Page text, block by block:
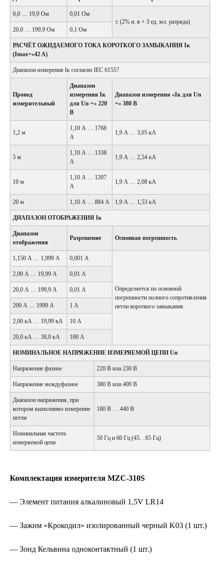
0,0 … 19,9 Ом
0,01 Ом
± (2% и. в + 3 ед. мл. разряда)
20,0 … 199,9 Ом
0,1 Ом
РАСЧЁТ ОЖИДАЕМОГО ТОКА КОРОТКОГО ЗАМЫКАНИЯ Iк
(Imax=»42 A)
Диапазон измерения Iк согласно IEC 61557
Провод
измерительный
Диапазон
измерения Iк
для Un =» 220
В
Диапазон измерения «Iк для Un
=» 380 В
1,2 м
1,10 А … 1768
А
1,9 А … 3,05 кА
5 м
1,10 А … 1338
А
1,9 А … 2,54 кА
10 м
1,10 А … 1207
А
1,9 А … 2,08 кА
20 м 1,10 А … 884 А 1,9 А … 1,53 кА
ДИАПАЗОН ОТОБРАЖЕНИЯ Iк
Диапазон
отображения
Разрешение Основная погрешность
1,150 А … 1,999 А 0,001 А
Определяется по основной
погрешности полного сопротивления
петли короткого замыкания
2,00 А … 19,99 А 0,01 А
20,0 А … 199,9 А 0,01 А
200 А … 1999 А 1 А
2,00 кА … 19,99 кА 10 А
20,0 кА … 38,0 кА 100 А
НОМИНАЛЬНОЕ НАПРЯЖЕНИЕ ИЗМЕРЯЕМОЙ ЦЕПИ Un
Напряжение фазное 220 В или 230 В
Напряжение междуфазное 380 В или 400 В
Диапазон напряжения, при
котором выполнимо измерение
петли
180 В … 440 В
Номинальная частота
измеряемой цепи
50 Гц и 60 Гц (45…65 Гц)
Комплектация измерителя MZC-310S
— Элемент питания алкалиновый 1,5V LR14
— Зажим «Крокодил» изолированный черный K03 (1 шт.)
— Зонд Кельвина одноконтактный (1 шт.)